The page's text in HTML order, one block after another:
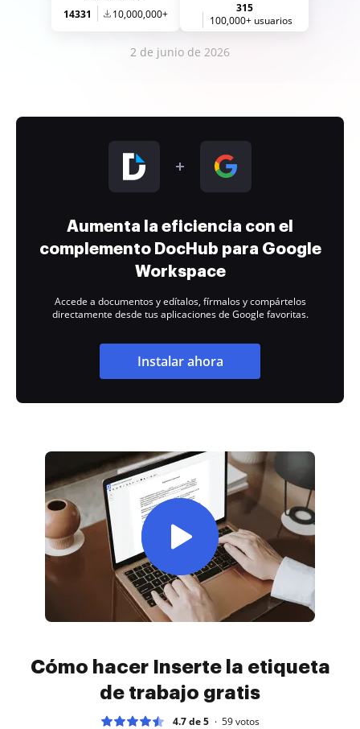
14331 10,000,000+
315
100,000+ usuarios
2 de junio de 2026
Aumenta la eficiencia con el
complemento DocHub para Google
Workspace
Accede a documentos y edítalos, fírmalos y compártelos
directamente desde tus aplicaciones de Google favoritas.
Instalar ahora
Cómo hacer Inserte la etiqueta
de trabajo gratis
4.7 de 5 59votos